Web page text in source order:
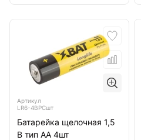
Артикул
LR6-4BPCшт
Батарейка щелочная 1,5
В тип АА 4шт